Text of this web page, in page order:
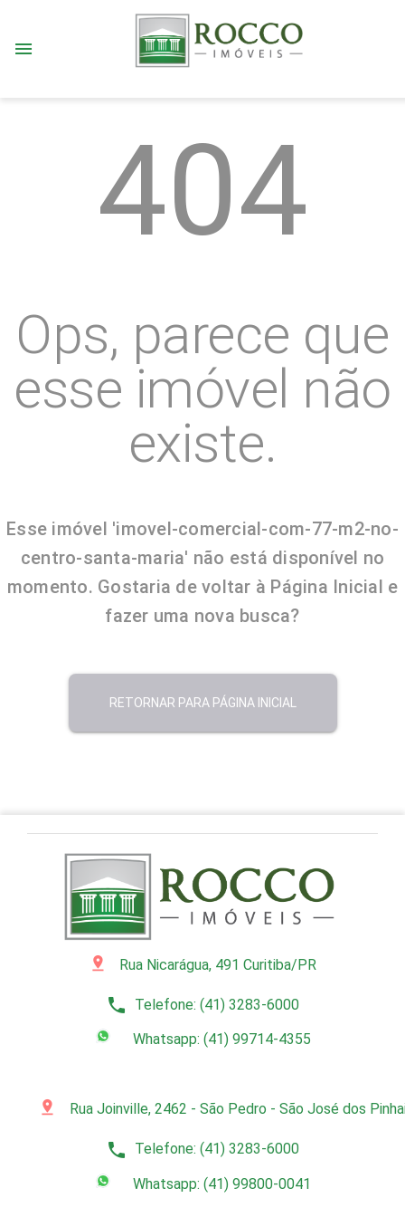
menu
pin_drop Rua Nicarágua, 491 Curitiba/PR
phone Telefone: (41) 3283-6000
Whatsapp: (41) 99714-4355
pin_drop Rua Joinville, 2462 - São Pedro - São José dos
phone Telefone: (41) 3283-6000
Whatsapp: (41) 99800-0041
404
Ops, parece que
esse imóvel não
existe.
Esse imóvel 'imovel-comercial-com-77-m2-no-
centro-santa-maria' não está disponível no
momento. Gostaria de voltar à Página Inicial e
fazer uma nova busca?
RETORNAR PARA PÁGINA INICIAL